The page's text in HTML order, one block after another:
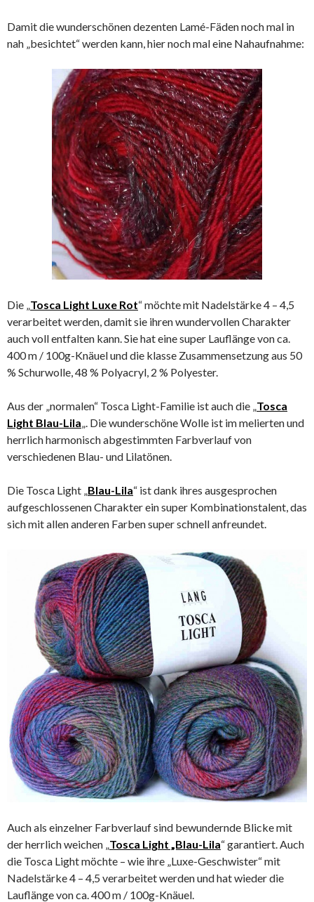
Damit die wunderschönen dezenten Lamé-Fäden noch mal in
nah „besichtet“ werden kann, hier noch mal eine Nahaufnahme:
Die „ Tosca Light Luxe Rot“ möchte mit Nadelstärke 4 – 4,5
verarbeitet werden, damit sie ihren wundervollen Charakter
auch voll entfalten kann. Sie hat eine super Lauflänge von ca.
400 m / 100g-Knäuel und die klasse Zusammensetzung aus 50
% Schurwolle, 48 % Polyacryl, 2 % Polyester.
Aus der „normalen“ Tosca Light-Familie ist auch die „ Tosca
Light Blau-Lila „. Die wunderschöne Wolle ist im melierten und
herrlich harmonisch abgestimmten Farbverlauf von
verschiedenen Blau- und Lilatönen.
Die Tosca Light „ Blau-Lila“ ist dank ihres ausgesprochen
aufgeschlossenen Charakter ein super Kombinationstalent, das
sich mit allen anderen Farben super schnell anfreundet.
Auch als einzelner Farbverlauf sind bewundernde Blicke mit
der herrlich weichen „Tosca Light „Blau-Lila“ garantiert. Auch
die Tosca Light möchte – wie ihre „Luxe-Geschwister“ mit
Nadelstärke 4 – 4,5 verarbeitet werden und hat wieder die
Lauflänge von ca. 400 m / 100g-Knäuel.